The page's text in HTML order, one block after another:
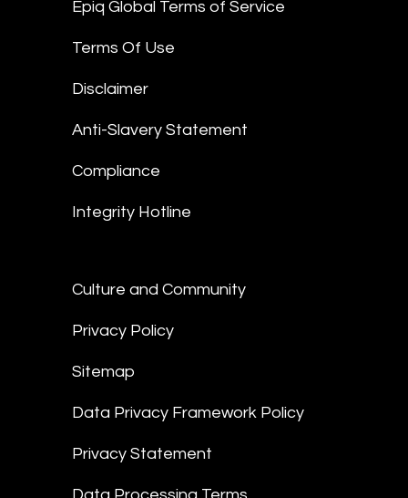
Epiq Global Terms of Service
Terms Of Use
Disclaimer
Anti-Slavery Statement
Compliance
Integrity Hotline
Culture and Community
Privacy Policy
Sitemap
Data Privacy Framework Policy
Privacy Statement